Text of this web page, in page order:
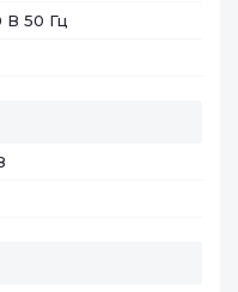
В 50 Гц